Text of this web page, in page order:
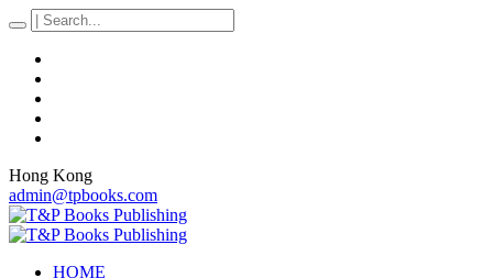
Hong Kong
admin@tpbooks.com
HOME